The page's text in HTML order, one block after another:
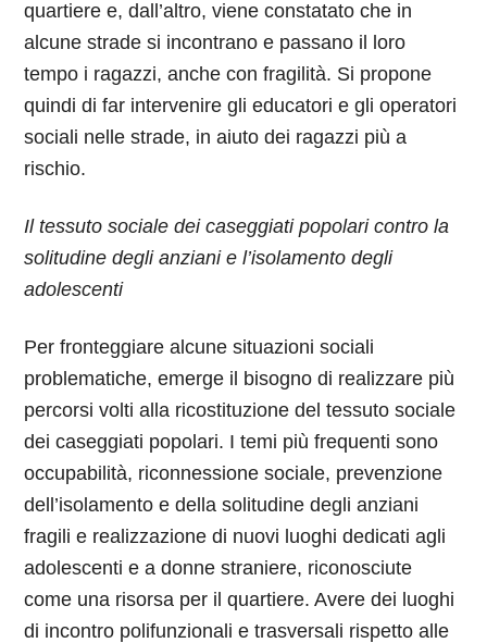
quartiere e, dall’altro, viene constatato che in
alcune strade si incontrano e passano il loro
tempo i ragazzi, anche con fragilità. Si propone
quindi di far intervenire gli educatori e gli operatori
sociali nelle strade, in aiuto dei ragazzi più a
rischio.
Il tessuto sociale dei caseggiati popolari contro la
solitudine degli anziani e l’isolamento degli
adolescenti
Per fronteggiare alcune situazioni sociali
problematiche, emerge il bisogno di realizzare più
percorsi volti alla ricostituzione del tessuto sociale
dei caseggiati popolari. I temi più frequenti sono
occupabilità, riconnessione sociale, prevenzione
dell’isolamento e della solitudine degli anziani
fragili e realizzazione di nuovi luoghi dedicati agli
adolescenti e a donne straniere, riconosciute
come una risorsa per il quartiere. Avere dei luoghi
di incontro polifunzionali e trasversali rispetto alle